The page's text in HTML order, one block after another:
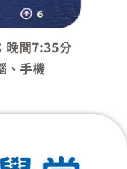
晚間7:35分
、手機